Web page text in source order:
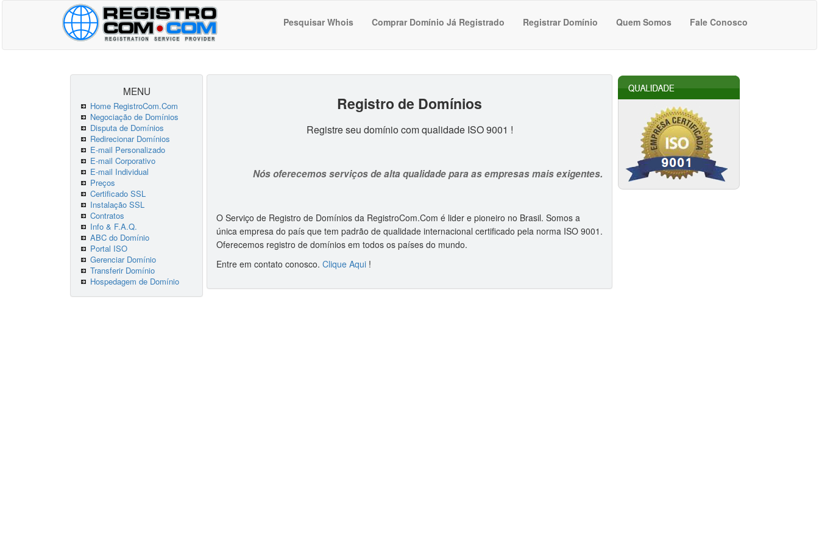
Pesquisar Whois Comprar Domínio Já Registrado Registrar Domínio Quem Somos Fale Conosco
MENU
Home RegistroCom.Com
Negociação de Domínios
Disputa de Domínios
Redirecionar Domínios
E-mail Personalizado
E-mail Corporativo
E-mail Individual
Preços
Certificado SSL
Instalação SSL
Contratos
Info & F.A.Q.
ABC do Domínio
Portal ISO
Gerenciar Domínio
Transferir Domínio
Hospedagem de Domínio
Registro de Domínios
Registre seu domínio com qualidade ISO 9001 !
Nós oferecemos serviços de alta qualidade para as empresas mais exigentes.
O Serviço de Registro de Domínios da RegistroCom.Com é lider e pioneiro no Brasil. Somos a
única empresa do país que tem padrão de qualidade internacional certificado pela norma ISO 9001.
Oferecemos registro de domínios em todos os países do mundo.
Entre em contato conosco. Clique Aqui !